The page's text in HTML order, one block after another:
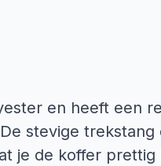
en heeft een
stevige trekstang
je de koffer